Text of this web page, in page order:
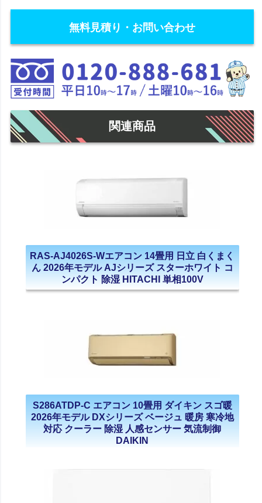
無料見積り・お問い合わせ
関連商品
RAS-AJ4026S-Wエアコン 14畳用 日立 白くまく
ん 2026年モデル AJシリーズ スターホワイト コ
ンパクト 除湿 HITACHI 単相100V
S286ATDP-C エアコン 10畳用 ダイキン スゴ暖
2026年モデル DXシリーズ ベージュ 暖房 寒冷地
対応 クーラー 除湿 人感センサー 気流制御
DAIKIN